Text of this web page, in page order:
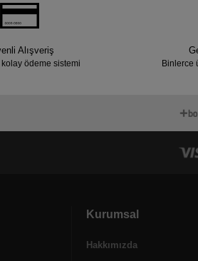
Alışveriş
ödeme sistemi Binlerce
Kurumsal
Hakkımızda